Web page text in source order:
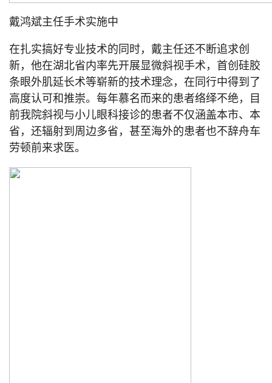
戴鸿斌主任手术实施中
在扎实搞好专业技术的同时，戴主任还不断追求创
新，他在湖北省内率先开展显微斜视手术，首创硅胶
条眼外肌延长术等崭新的技术理念，在同行中得到了
高度认可和推崇。每年慕名而来的患者络绎不绝，目
前我院斜视与小儿眼科接诊的患者不仅涵盖本市、本
省，还辐射到周边多省，甚至海外的患者也不辞舟车
劳顿前来求医。